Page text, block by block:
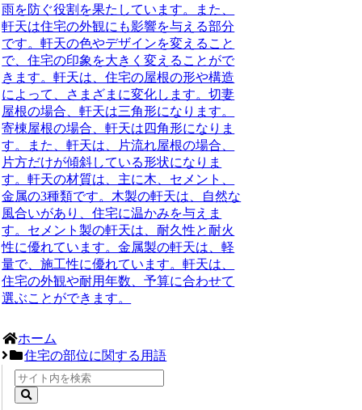
雨を防ぐ役割を果たしています。また、
軒天は住宅の外観にも影響を与える部分
です。軒天の色やデザインを変えること
で、住宅の印象を大きく変えることがで
きます。軒天は、住宅の屋根の形や構造
によって、さまざまに変化します。切妻
屋根の場合、軒天は三角形になります。
寄棟屋根の場合、軒天は四角形になりま
す。また、軒天は、片流れ屋根の場合、
片方だけが傾斜している形状になりま
す。軒天の材質は、主に木、セメント、
金属の3種類です。木製の軒天は、自然な
風合いがあり、住宅に温かみを与えま
す。セメント製の軒天は、耐久性と耐火
性に優れています。金属製の軒天は、軽
量で、施工性に優れています。軒天は、
住宅の外観や耐用年数、予算に合わせて
選ぶことができます。
ホーム
住宅の部位に関する用語